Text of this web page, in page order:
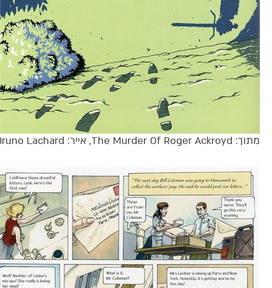
מתוך: The Murder Of Roger Ackroyd, אייר: Bruno Lachard